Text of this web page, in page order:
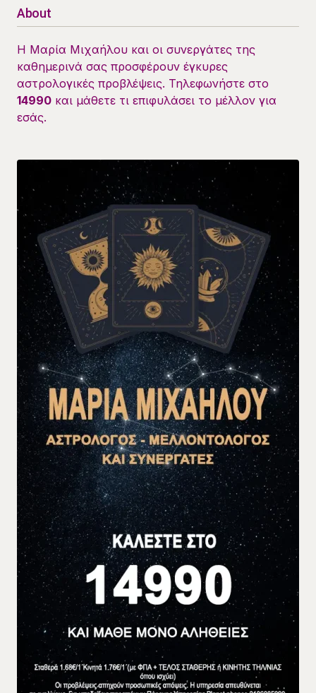
About
Η Μαρία Μιχαήλου και οι συνεργάτες της
καθημερινά σας προσφέρουν έγκυρες
αστρολογικές προβλέψεις. Τηλεφωνήστε στο
14990 και μάθετε τι επιφυλάσει το μέλλον για
εσάς.